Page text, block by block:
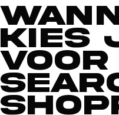
kies
voor